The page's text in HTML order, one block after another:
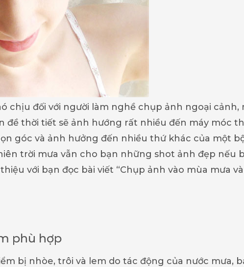
chịu đối với người làm nghề chụp ảnh ngoại cảnh,
đề thời tiết sẽ ảnh hướng rất nhiều đến máy móc
góc và ảnh hưởng đến nhiều thứ khác của một
trời mưa vẫn cho bạn những shot ảnh đẹp nếu
với bạn đọc bài viết “Chụp ảnh vào mùa mưa
phù hợp
bị nhòe, trôi và lem do tác động của nước mưa,